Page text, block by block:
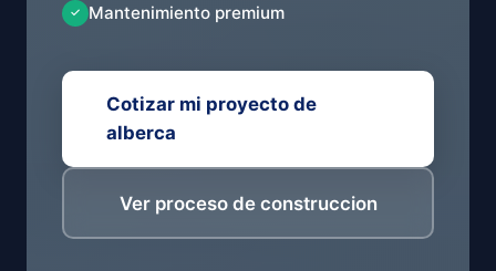
Mantenimiento premium
Cotizar mi proyecto de
alberca
Ver proceso de construccion